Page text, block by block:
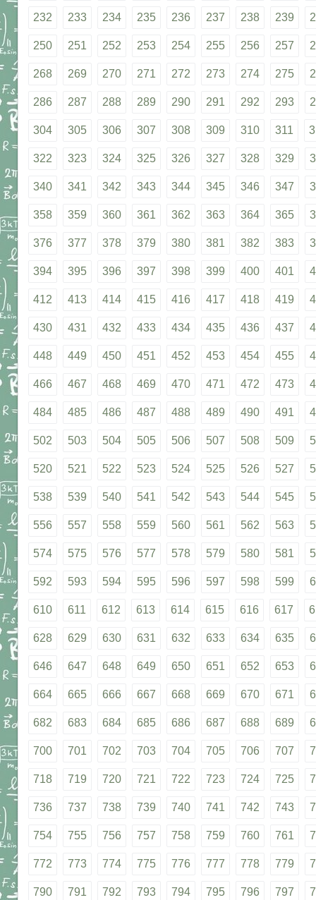
232 233 234 235 236 237 238 239
250 251 252 253 254 255 256 257
268 269 270 271 272 273 274 275
286 287 288 289 290 291 292 293
304 305 306 307 308 309 310 311
322 323 324 325 326 327 328 329
340 341 342 343 344 345 346 347
358 359 360 361 362 363 364 365
376 377 378 379 380 381 382 383
394 395 396 397 398 399 400 401
412 413 414 415 416 417 418 419
430 431 432 433 434 435 436 437
448 449 450 451 452 453 454 455
466 467 468 469 470 471 472 473
484 485 486 487 488 489 490 491
502 503 504 505 506 507 508 509
520 521 522 523 524 525 526 527
538 539 540 541 542 543 544 545
556 557 558 559 560 561 562 563
574 575 576 577 578 579 580 581
592 593 594 595 596 597 598 599
610 611 612 613 614 615 616 617
628 629 630 631 632 633 634 635
646 647 648 649 650 651 652 653
664 665 666 667 668 669 670 671
682 683 684 685 686 687 688 689
700 701 702 703 704 705 706 707
718 719 720 721 722 723 724 725
736 737 738 739 740 741 742 743
754 755 756 757 758 759 760 761
772 773 774 775 776 777 778 779
790 791 792 793 794 795 796 797